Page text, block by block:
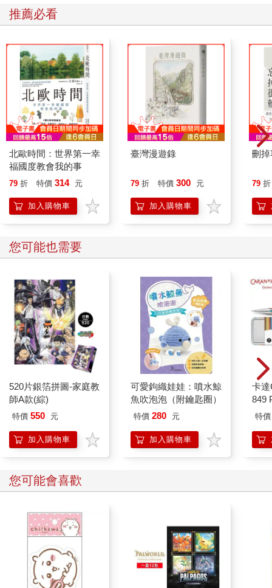
推薦必看
北歐時間：世界第一幸
福國度教會我的事
79 折 特價 314 元
加入購物車
臺灣漫遊錄
79 折 特價 300 元
加入購物車
刪
79 折
您可能也需要
520片銀箔拼圖-家庭教
師A款(綜)
特價 550 元
加入購物車
可愛鉤織娃娃：噴水鯨
魚吹泡泡（附鑰匙圈）
特價 280 元
加入購物車
卡
849
筆
特價
您可能會喜歡